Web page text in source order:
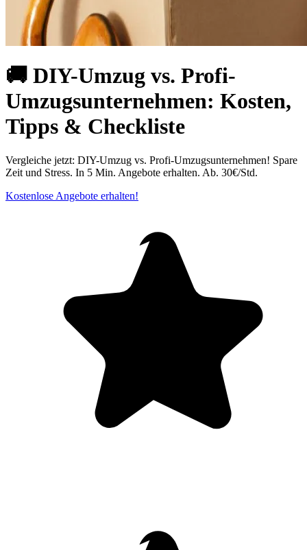
🚚 DIY-Umzug vs. Profi-
Umzugsunternehmen: Kosten,
Tipps & Checkliste
Vergleiche jetzt: DIY-Umzug vs. Profi-Umzugsunternehmen! Spare
Zeit und Stress. In 5 Min. Angebote erhalten. Ab. 30€/Std.
Kostenlose Angebote erhalten!